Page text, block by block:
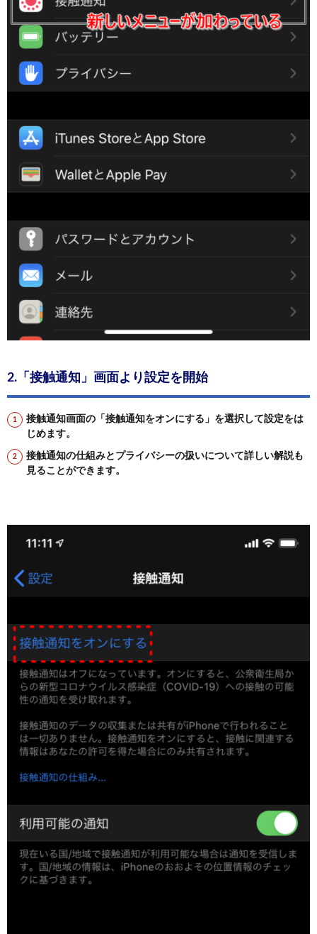
2.「接触通知」画面より設定を開始
接触通知画面の「接触通知をオンにする」を選択して設定をは
じめます。
接触通知の仕組みとプライバシーの扱いについて詳しい解説も
見ることができます。